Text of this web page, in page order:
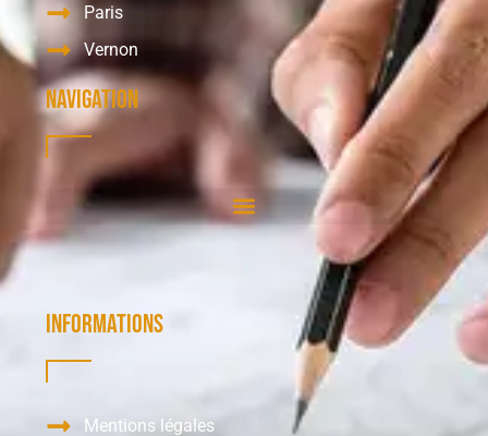
Paris
Vernon
Navigation
Informations
Mentions légales